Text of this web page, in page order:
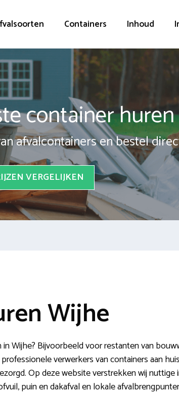
Containers Inhoud
container huren
afvalcontainers en bestel
VERGELIJKEN
Wijhe
Wijhe? Bijvoorbeeld voor restanten van
verwerkers van containers aan
Op deze website verstrekken wij nuttige
puin en dakafval en lokale